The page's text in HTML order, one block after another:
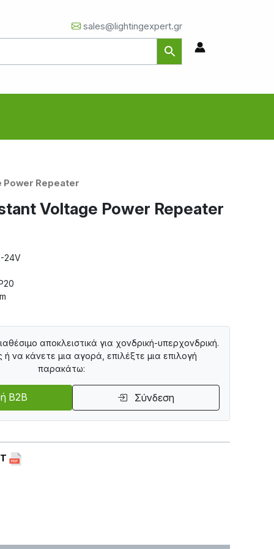
sales@lightingexpert.gr
Power Repeater
Voltage Power Repeater
24V
αποκλειστικά για χονδρική-υπερχονδρική.
ή να κάνετε μια αγορά, επιλέξτε μια επιλογή
παρακάτω:
B2B Σύνδεση